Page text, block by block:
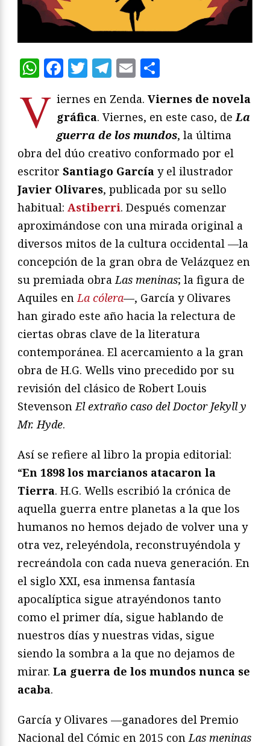
WhatsApp
Facebook
Twitter
Telegram
Email
V iernes en Zenda. Viernes de novela
gráfica. Viernes, en este caso, deLa
guerra de los mundos, la última
obra del dúo creativo conformado por el
escritor Santiago García y el ilustrador
Javier Olivares, publicada por su sello
habitual: Astiberri. Después comenzar
aproximándose con una mirada original a
diversos mitos de la cultura occidental —la
concepción de la gran obra de Velázquez en
su premiada obraLas meninas; la figura de
Aquiles enLa cólera—, García y Olivares
han girado este año hacia la relectura de
ciertas obras clave de la literatura
contemporánea. El acercamiento a la gran
obra de H.G. Wells vino precedido por su
revisión del clásico de Robert Louis
StevensonEl extraño caso del Doctor Jekyll y
Mr. Hyde.
Así se refiere al libro la propia editorial:
“En 1898 los marcianos atacaron la
Tierra. H.G. Wells escribió la crónica de
aquella guerra entre planetas a la que los
humanos no hemos dejado de volver una y
otra vez, releyéndola, reconstruyéndola y
recreándola con cada nueva generación. En
el siglo XXI, esa inmensa fantasía
apocalíptica sigue atrayéndonos tanto
como el primer día, sigue hablando de
nuestros días y nuestras vidas, sigue
siendo la sombra a la que no dejamos de
mirar. La guerra de los mundos nunca se
acaba.
García y Olivares —ganadores del Premio
Nacional del Cómic en 2015 conLas meninas